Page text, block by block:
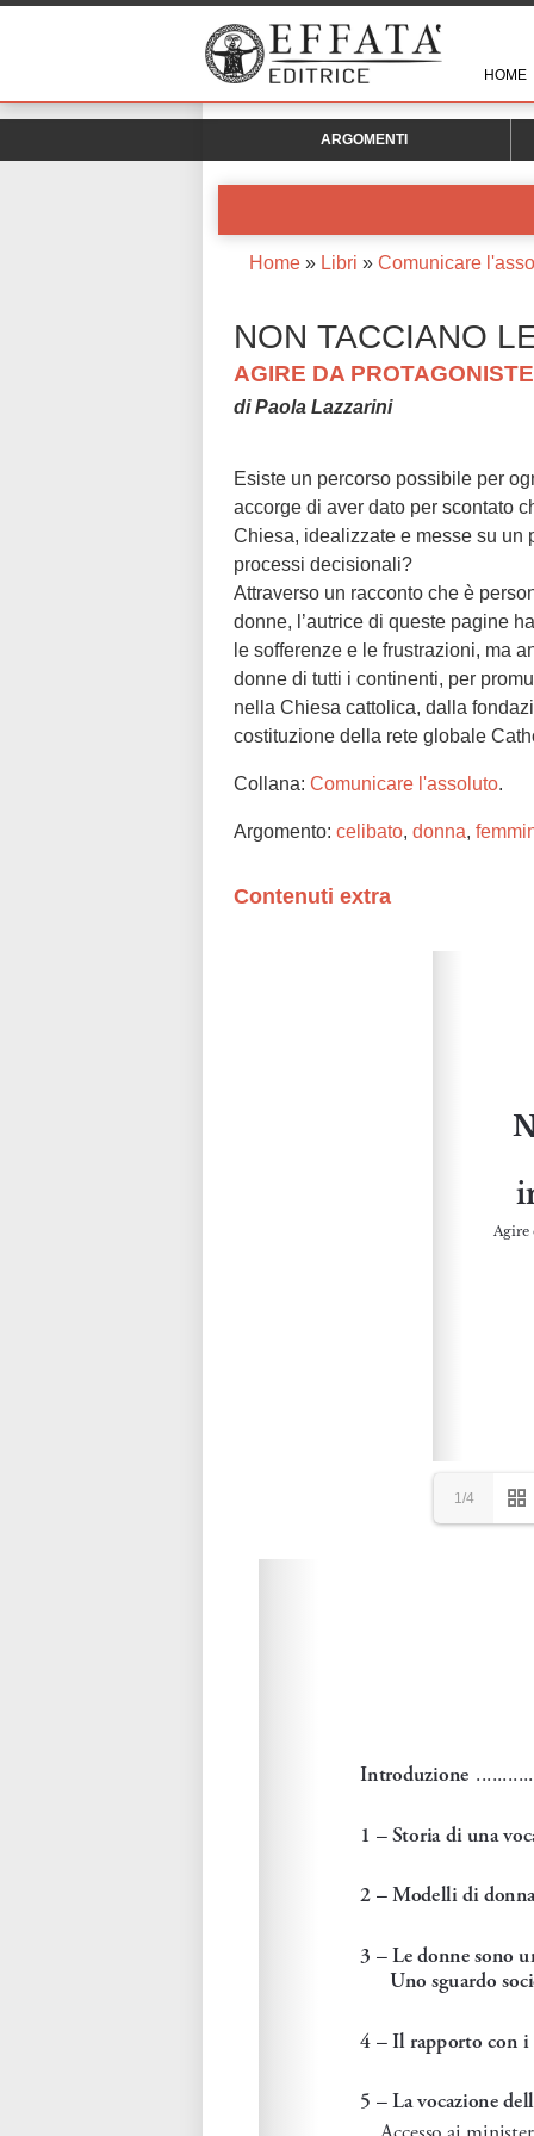
HOME
ARGOMENTI
Home » Libri » Comunicare
NON TACCIANO
AGIRE DA
di Paola Lazzarini
Esiste un percorso possibile per
accorge di aver dato per scontato
Chiesa, idealizzate e messe su un
processi decisionali?
Attraverso un racconto che è
donne, l’autrice di queste pagine
le sofferenze e le frustrazioni, ma
donne di tutti i continenti, per
nella Chiesa cattolica, dalla
costituzione della rete globale
Collana: Comunicare l'assoluto.
Argomento: celibato, donna,
Contenuti extra
1/4